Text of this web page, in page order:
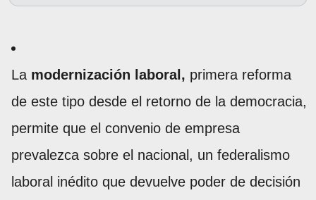
La modernización laboral, primera reforma
de este tipo desde el retorno de la democracia,
permite que el convenio de empresa
prevalezca sobre el nacional, un federalismo
laboral inédito que devuelve poder de decisión